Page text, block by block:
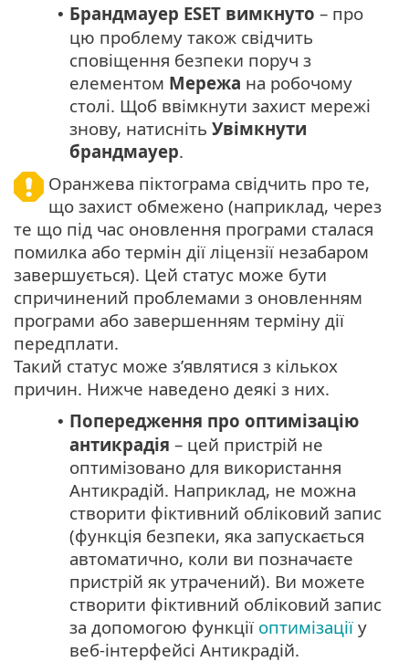
• Брандмауер ESET вимкнуто – про
цю проблему також свідчить
сповіщення безпеки поруч з
елементом Мережа на робочому
столі. Щоб ввімкнути захист мережі
знову, натисніть Увімкнути
брандмауер.
Оранжева піктограма свідчить про те,
що захист обмежено (наприклад, через
те що під час оновлення програми сталася
помилка або термін дії ліцензії незабаром
завершується). Цей статус може бути
спричинений проблемами з оновленням
програми або завершенням терміну дії
передплати.
Такий статус може з’являтися з кількох
причин. Нижче наведено деякі з них.
• Попередження про оптимізацію
антикрадія – цей пристрій не
оптимізовано для використання
Антикрадій. Наприклад, не можна
створити фіктивний обліковий запис
(функція безпеки, яка запускається
автоматично, коли ви позначаєте
пристрій як утрачений). Ви можете
створити фіктивний обліковий запис
за допомогою функції оптимізації у
веб-інтерфейсі Антикрадій.